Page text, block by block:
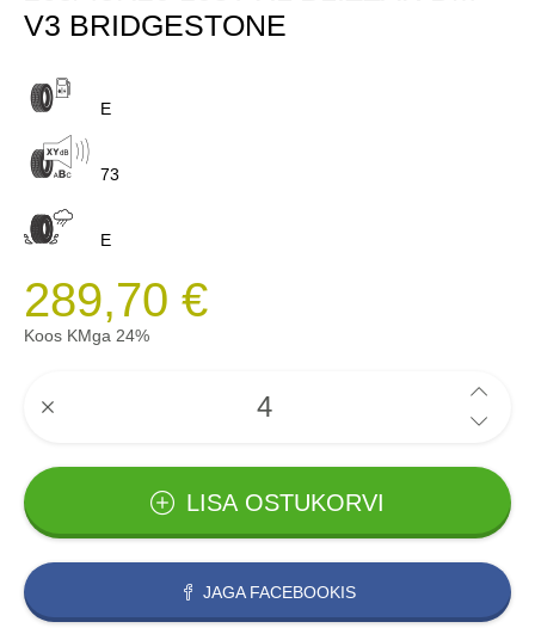
V3 BRIDGESTONE
E
73
E
289,70 €
Koos KMga 24%
LISA OSTUKORVI
JAGA FACEBOOKIS